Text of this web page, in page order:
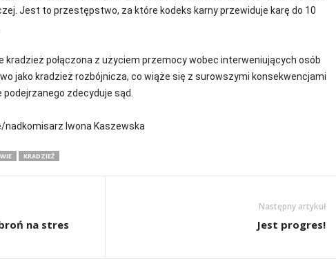
Jest to przestępstwo, za które kodeks karny przewiduje karę do 10
kradzież połączona z użyciem przemocy wobec interweniujących osób
jako kradzież rozbójnicza, co wiąże się z surowszymi konsekwencjami
zdecyduje sąd.
nadkomisarz Iwona Kaszewska
KRADZIEŻ
na stres
Następny artykuł
Jest progres!